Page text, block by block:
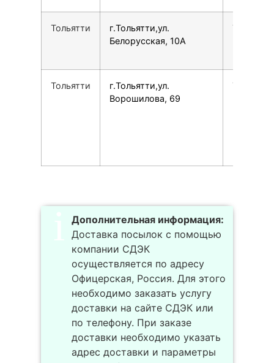
Тольятти
г.Тольятти,ул.
Белорусская, 10А
Тольятти
г.Тольятти,ул.
Ворошилова, 69
Дополнительная информация:
Доставка посылок с помощью
компании СДЭК
осуществляется по адресу
Офицерская, Россия. Для этого
необходимо заказать услугу
доставки на сайте СДЭК или
по телефону. При заказе
доставки необходимо указать
адрес доставки и параметры